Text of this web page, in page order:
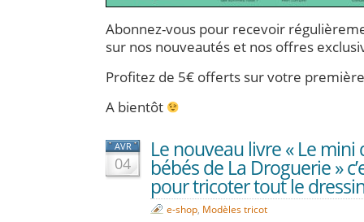
Abonnez-vous pour recevoir
sur nos nouveautés et nos offres
Profitez de 5€ offerts sur votre
A bientôt
AVR
04
Le nouveau livre « Le mini
bébés de La Droguerie »
pour tricoter tout le
e-shop, Modèles tricot